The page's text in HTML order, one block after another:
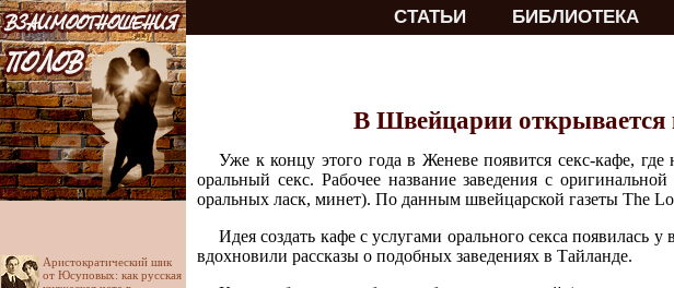
СТАТЬИ БИБЛИОТЕКА
Аристократический шик
от Юсуповых: как русская
В Швейцарии
Уже к концу этого года в Женеве появится секс-кафе,
оральный секс. Рабочее название заведения с
оральных ласк, минет). По данным швейцарской газеты The
Идея создать кафе с услугами орального секса появилась
вдохновили рассказы о подобных заведениях в Тайланде.